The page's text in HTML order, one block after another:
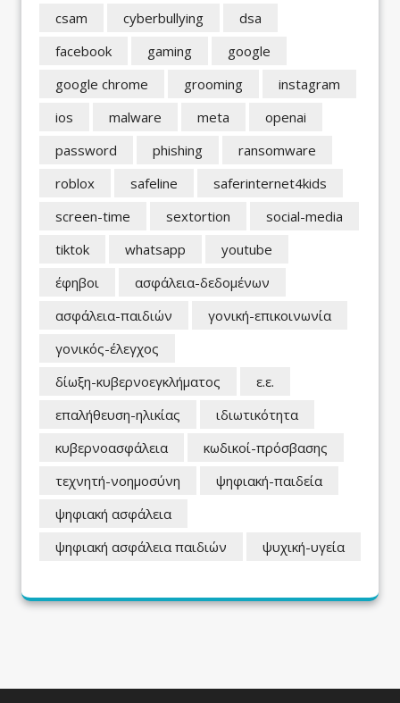
csam
cyberbullying
dsa
facebook
gaming
google
google chrome
grooming
instagram
ios
malware meta
openai
password
phishing
ransomware
roblox
safeline
saferinternet4kids
screen-time
sextortion
social-media
tiktok
whatsapp
youtube
έφηβοι
ασφάλεια-δεδομένων
ασφάλεια-παιδιών
γονική-επικοινωνία
γονικός-έλεγχος
δίωξη-κυβερνοεγκλήματος
ε.ε.
επαλήθευση-ηλικίας
ιδιωτικότητα
κυβερνοασφάλεια
κωδικοί-πρόσβασης
τεχνητή-νοημοσύνη
ψηφιακή-παιδεία
ψηφιακή ασφάλεια
ψηφιακή ασφάλεια παιδιών
ψυχική-υγεία